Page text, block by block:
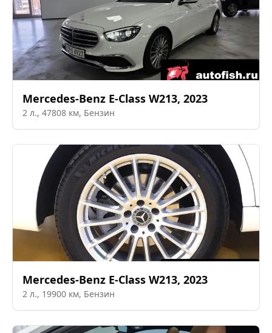
Mercedes-Benz E-Class W213, 2023
2 л., 47808 км, Бензин
Mercedes-Benz E-Class W213, 2023
2 л., 19900 км, Бензин